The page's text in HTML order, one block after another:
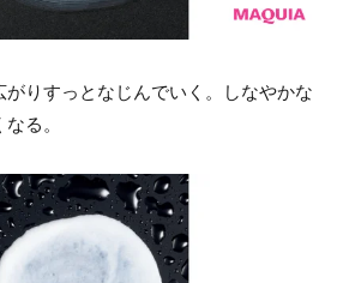
がりすっとなじんでいく。しなやかな
る。